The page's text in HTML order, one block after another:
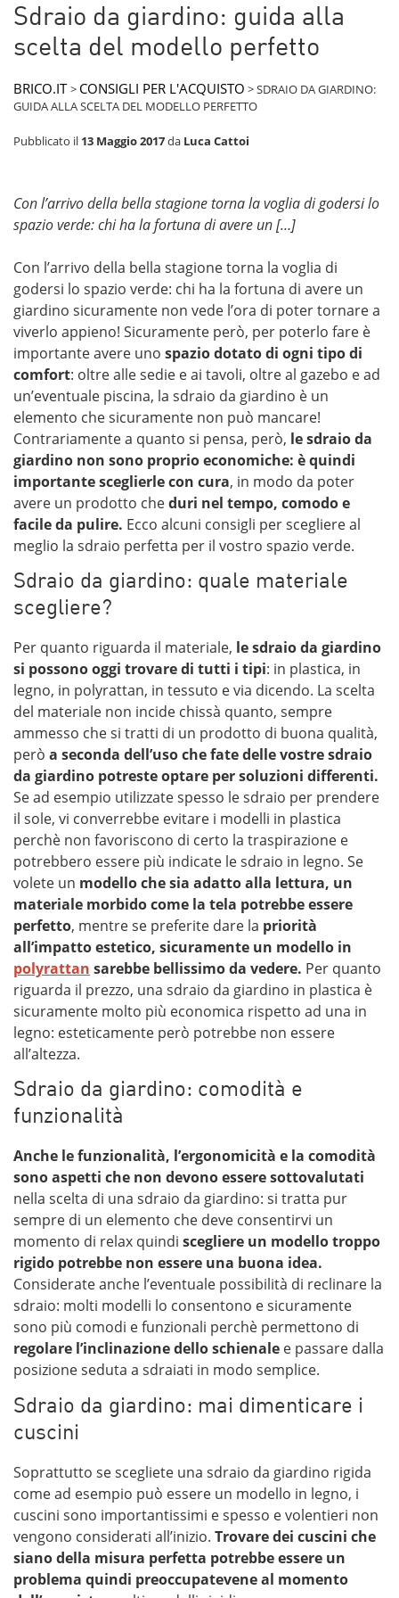
Sdraio da giardino: guida alla
scelta del modello perfetto
BRICO.IT > CONSIGLI PER L'ACQUISTO >SDRAIO DA GIARDINO:
GUIDA ALLA SCELTA DEL MODELLO PERFETTO
Pubblicato il 13 Maggio 2017da Luca Cattoi
Con l’arrivo della bella stagione torna la voglia di godersi lo
spazio verde: chi ha la fortuna di avere un […]
Con l’arrivo della bella stagione torna la voglia di
godersi lo spazio verde: chi ha la fortuna di avere un
giardino sicuramente non vede l’ora di poter tornare a
viverlo appieno! Sicuramente però, per poterlo fare è
importante avere uno spazio dotato di ogni tipo di
comfort: oltre alle sedie e ai tavoli, oltre al gazebo e ad
un’eventuale piscina, la sdraio da giardino è un
elemento che sicuramente non può mancare!
Contrariamente a quanto si pensa, però, le sdraio da
giardino non sono proprio economiche: è quindi
importante sceglierle con cura, in modo da poter
avere un prodotto cheduri nel tempo, comodo e
facile da pulire. Ecco alcuni consigli per scegliere al
meglio la sdraio perfetta per il vostro spazio verde.
Sdraio da giardino: quale materiale
scegliere?
Per quanto riguarda il materiale, le sdraio da giardino
si possono oggi trovare di tutti i tipi: in plastica, in
legno, in polyrattan, in tessuto e via dicendo. La scelta
del materiale non incide chissà quanto, sempre
ammesso che si tratti di un prodotto di buona qualità,
però a seconda dell’uso che fate delle vostre sdraio
da giardino potreste optare per soluzioni differenti.
Se ad esempio utilizzate spesso le sdraio per prendere
il sole, vi converrebbe evitare i modelli in plastica
perchè non favoriscono di certo la traspirazione e
potrebbero essere più indicate le sdraio in legno. Se
volete un modello che sia adatto alla lettura, un
materiale morbido come la tela potrebbe essere
perfetto, mentre se preferite dare la priorità
all’impatto estetico, sicuramente un modello in
polyrattan sarebbe bellissimo da vedere. Per quanto
riguarda il prezzo, una sdraio da giardino in plastica è
sicuramente molto più economica rispetto ad una in
legno: esteticamente però potrebbe non essere
all’altezza.
Sdraio da giardino: comodità e
funzionalità
Anche le funzionalità, l’ergonomicità e la comodità
sono aspetti che non devono essere sottovalutati
nella scelta di una sdraio da giardino: si tratta pur
sempre di un elemento che deve consentirvi un
momento di relax quindi scegliere un modello troppo
rigido potrebbe non essere una buona idea.
Considerate anche l’eventuale possibilità di reclinare la
sdraio: molti modelli lo consentono e sicuramente
sono più comodi e funzionali perchè permettono di
regolare l’inclinazione dello schienale e passare dalla
posizione seduta a sdraiati in modo semplice.
Sdraio da giardino: mai dimenticare i
cuscini
Soprattutto se scegliete una sdraio da giardino rigida
come ad esempio può essere un modello in legno, i
cuscini sono importantissimi e spesso e volentieri non
vengono considerati all’inizio. Trovare dei cuscini che
siano della misura perfetta potrebbe essere un
problema quindi preoccupatevene al momento